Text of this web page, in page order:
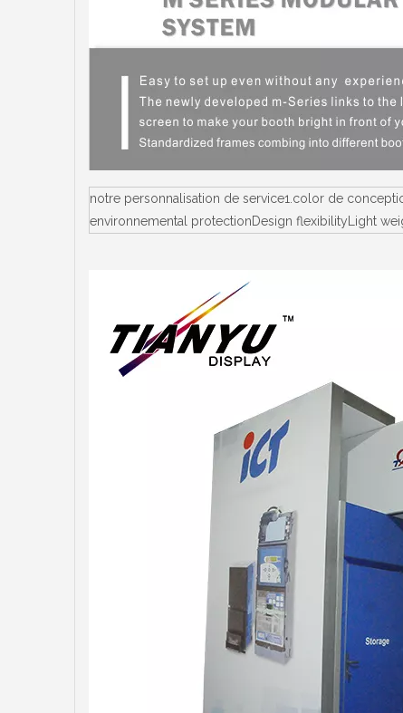
notre personnalisation de service1.color de
environnemental protectionDesign flexibilityLight